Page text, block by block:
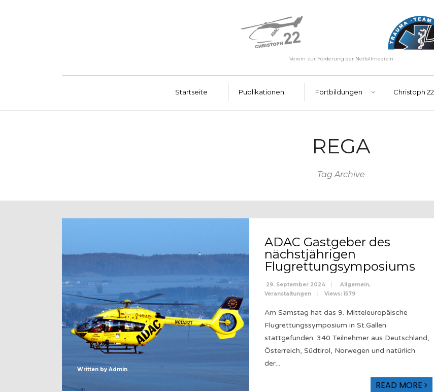
Verein zur Förderung der Notfallmedizin
Startseite Publikationen Fortbildungen Christoph 22
REGA
Tag Archive
Written by Admin
ADAC Gastgeber des
nächstjährigen
Flugrettungsymposiums
29. September 2024 | Allgemein,
Veranstaltungen
| Views: 1579
Am Samstag hat das 9. Mitteleuropäische
Flugrettungssymposium in St.Gallen
stattgefunden. 340 Teilnehmer aus Deutschland,
Österreich, Südtirol, Norwegen und natürlich
der...
READ MORE